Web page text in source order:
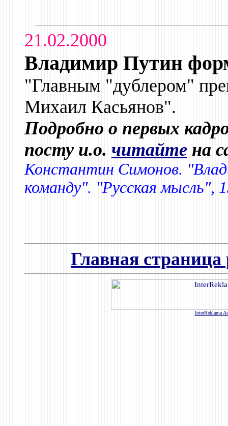
21.02.2000
Владимир Путин
"Главным "дублером"
Михаил Касьянов".
Подробно о первых
посту и.о. читайте на
Константин Симонов.
команду". "Русская мысль",
Главная страница
InterReklama